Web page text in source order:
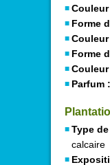
Forme
Forme
Parfum :
Type
calcaire